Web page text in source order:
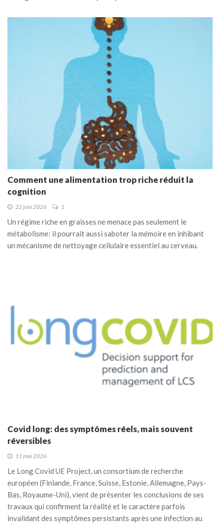
Comment une alimentation trop riche réduit la
cognition
22 juin 2026 1
Un régime riche en graisses ne menace pas seulement le
métabolisme: il pourrait aussi saboter la mémoire en inhibant
un mécanisme de nettoyage cellulaire essentiel au cerveau.
Covid long: des symptômes réels, mais souvent
réversibles
11 mai 2026
Le Long Covid UE Project, un consortium de recherche
européen (Finlande, France, Suisse, Estonie, Allemagne, Pays-
Bas, Royaume-Uni), vient de présenter les conclusions de ses
travaux qui confirment la réalité et le caractère parfois
invalidant des symptômes persistants après une infection au